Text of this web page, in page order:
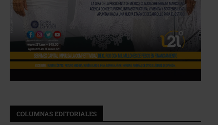
COLUMNAS EDITORIALES